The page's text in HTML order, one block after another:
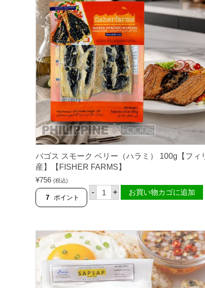
ゴ
ス
シ
シ
グ
2
0
0
g
【
F
I
S
E
R
F
A
R
M
S
】
バゴス スモーク ベリー（ハラミ） 100g【フィ
産】【FISHER FARMS】
¥756 (税込)
7 ポイント
- バ
ゴ
ク
ベ
リ
ー
（
ハ
ラ
+ お買い物カゴに追加